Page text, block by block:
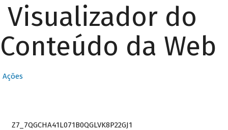
Visualizador do
Conteúdo da Web
Ações
Z7_7QGCHA41L071B0QGLVK8P22GJ1